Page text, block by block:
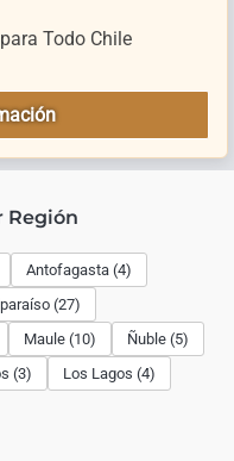
Todo Chile
Región
Antofagasta (4)
(27)
Maule (10)
Ñuble (5)
(3) Los Lagos (4)